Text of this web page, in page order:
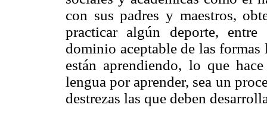
con sus padres y maestros,
practicar algún deporte,
dominio aceptable de las
están aprendiendo, lo que
lengua por aprender, sea un
destrezas las que deben